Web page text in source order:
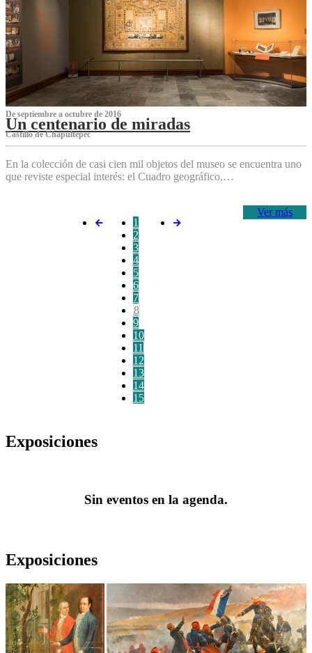
De septiembre a octubre de 2016
Un centenario de miradas
Castillo de Chapultepec
En la colección de casi cien mil objetos del museo se encuentra uno
que reviste especial interés: el Cuadro geográfico,…
Ver más
1
2
3
4
5
6
7
8
9
10
11
12
13
14
15
Exposiciones
Sin eventos en la agenda.
Exposiciones